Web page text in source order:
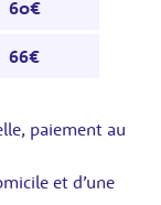
60€
66€
paiement au
et d’une